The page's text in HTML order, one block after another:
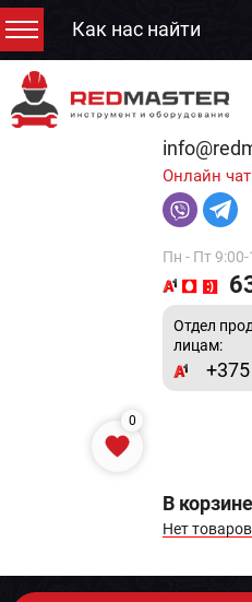
Как нас найти
Онлайн чат
Пн - Пт 9:00-
Отдел
лицам:
0
В корзине
Нет товаров